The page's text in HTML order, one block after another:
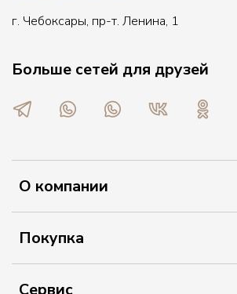
О компании
Покупка
Сервис
г. Чебоксары, пр-т. Ленина, 1
Больше сетей для друзей